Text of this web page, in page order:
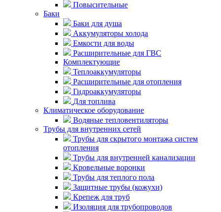
Повысительные
Баки
Баки для душа
Аккумуляторы холода
Емкости для воды
Расширительные для ГВС
Комплектующие
Теплоаккумуляторы
Расширительные для отопления
Гидроаккумуляторы
Для топлива
Климатическое оборудование
Водяные тепловентиляторы
Трубы для внутренних сетей
Трубы для скрытого монтажа систем
отопления
Трубы для внутренней канализации
Кровельные воронки
Трубы для теплого пола
Защитные трубы (кожухи)
Крепеж для труб
Изоляция для трубопроводов